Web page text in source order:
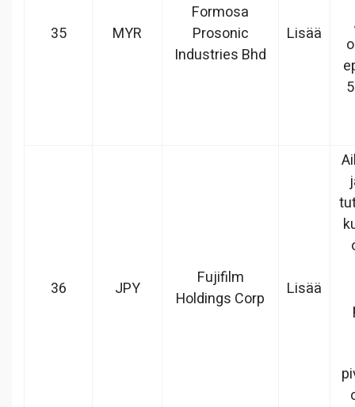
35 MYR
Formosa
Prosonic
Industries Bhd
Lisää
36 JPY
Fujifilm
Holdings Corp
Lisää